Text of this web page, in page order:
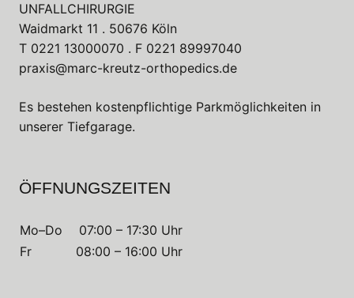
UNFALLCHIRURGIE
Waidmarkt 11 . 50676 Köln
T 0221 13000070 . F 0221 89997040
praxis@marc-kreutz-orthopedics.de
Es bestehen kostenpflichtige Parkmöglichkeiten in
unserer Tiefgarage.
ÖFFNUNGSZEITEN
Mo–Do
07:00 – 17:30 Uhr
Fr
08:00 – 16:00 Uhr